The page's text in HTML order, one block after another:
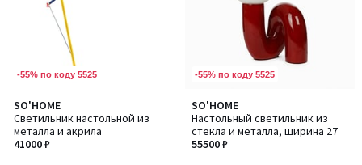
-55% по коду 5525
SO'HOME
Светильник настольной из
металла и акрила
41000 ₽
-55% по коду 5525
SO'HOME
Настольный светильник из
стекла и металла, ширина 27
55500 ₽